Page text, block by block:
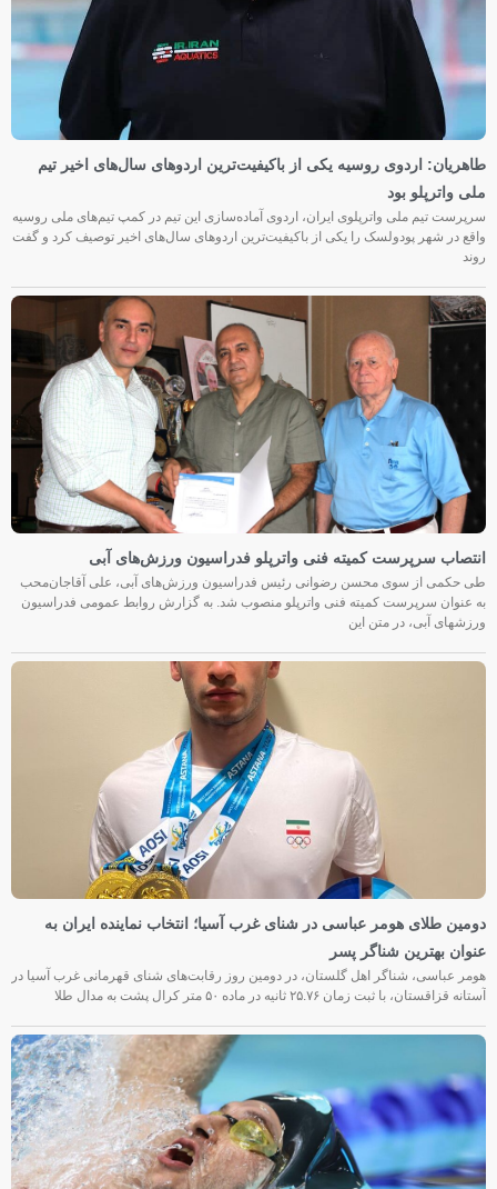
طاهریان: اردوی روسیه یکی از باکیفیت‌ترین اردوهای سال‌های اخیر تیم
ملی واترپلو بود
سرپرست تیم ملی واترپلوی ایران، اردوی آماده‌سازی این تیم در کمپ تیم‌های ملی روسیه
واقع در شهر پودولسک را یکی از باکیفیت‌ترین اردوهای سال‌های اخیر توصیف کرد و گفت
روند
انتصاب سرپرست کمیته فنی واترپلو فدراسیون ورزش‌های آبی
طی حکمی از سوی محسن رضوانی رئیس فدراسیون ورزش‌های آبی، علی آقاجان‌محب
به عنوان سرپرست کمیته فنی واترپلو منصوب شد. به گزارش روابط عمومی فدراسیون
ورزشهای آبی، در متن این
دومین طلای هومر عباسی در شنای غرب آسیا؛ انتخاب نماینده ایران به
عنوان بهترین شناگر پسر
هومر عباسی، شناگر اهل گلستان، در دومین روز رقابت‌های شنای قهرمانی غرب آسیا در
آستانه قزاقستان، با ثبت زمان ۲۵.۷۶ ثانیه در ماده ۵۰ متر کرال پشت به مدال طلا